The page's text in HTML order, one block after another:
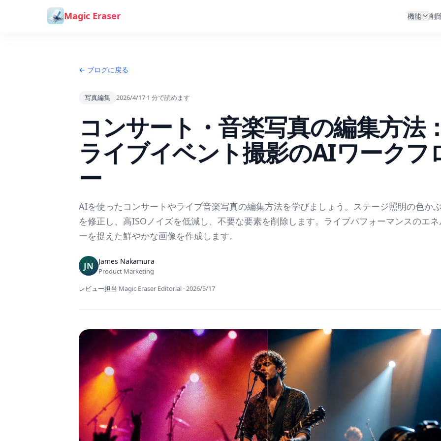
コンテンツへスキップ
Magic Eraser 機能 削
← ブログに戻る
写真編集 2026/4/17·1 分で読めます
コンサート・音楽写真の編集方法
ライブイベント撮影のAIワークフ
ー
AIを使ったコンサートやライブ音楽写真の編集方法を学びましょう。ステージ照明の色か
を修正し、高ISOノイズを低減し、不要な要素を削除します。ライブパフォーマンスのエ
ーを捉えた鮮やかな画像を作成します。
James Nakamura
Product Marketing
レビュー担当 Magic Eraser Editorial ·2026/5/17